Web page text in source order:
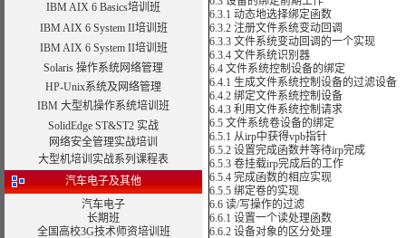
IBM AIX 6 Basics培训班
IBM AIX 6 System II培训班
IBM AIX 6 System II培训班
Solaris 操作系统网络管理
HP-Unix系统及网络管理
IBM 大型机操作系统培训班
SolidEdge ST&ST2 实战
网络安全管理实战培训
大型机培训实战系列课程表
汽车电子及其他
汽车电子
长期班
全国高校3G技术师资培训班
6.3.1 动态地选择绑定函数
6.3.2 注册文件系统变动回调
6.3.3 文件系统变动回调的一个实现
6.3.4 文件系统识别器
6.4 文件系统控制设备的绑定
6.4.1 生成文件系统控制设备的过滤设备
6.4.2 绑定文件系统控制设备
6.4.3 利用文件系统控制请求
6.5 文件系统卷设备的绑定
6.5.1 从irp中获得vpb指针
6.5.2 设置完成函数并等待irp完成
6.5.3 卷挂载irp完成后的工作
6.5.4 完成函数的相应实现
6.5.5 绑定卷的实现
6.6 读/写操作的过滤
6.6.1 设置一个读处理函数
6.6.2 设备对象的区分处理